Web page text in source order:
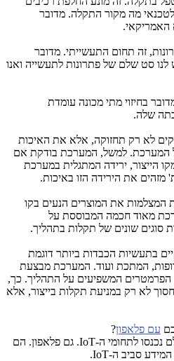
מה מקור התקלה. מדובר
האמריקאי.
זה תחום התעשייתי. מדובר
סט שלם של פתרונות לתעשייה ואנו
בחיזוי מתי מכונה עומדת
שלה.
לא רק תחזוקה, אלא את האיכות
המערכת. למשל, המערכת בודקת אם
הייצור, ירידה המתגלית במערכת
את הירידה הזו באיכות.
המצלמות את המוצרים הנעים בקו
מאוד חכמה המבוססת על
סוגים שונים של תקלות בתהליך.
בתעשיות הכבדות ביותר דוגמת
המתכת ועוד. המערכת מבצעת
הפרמטרים המשפיעים על התהליך. כך,
לא רק במניעת תקלות בייצור, אלא
עם פלאפון?
נכנסו לתחומי ה-IoT. גם פלאפון. הם
סביב ה-IoT
.